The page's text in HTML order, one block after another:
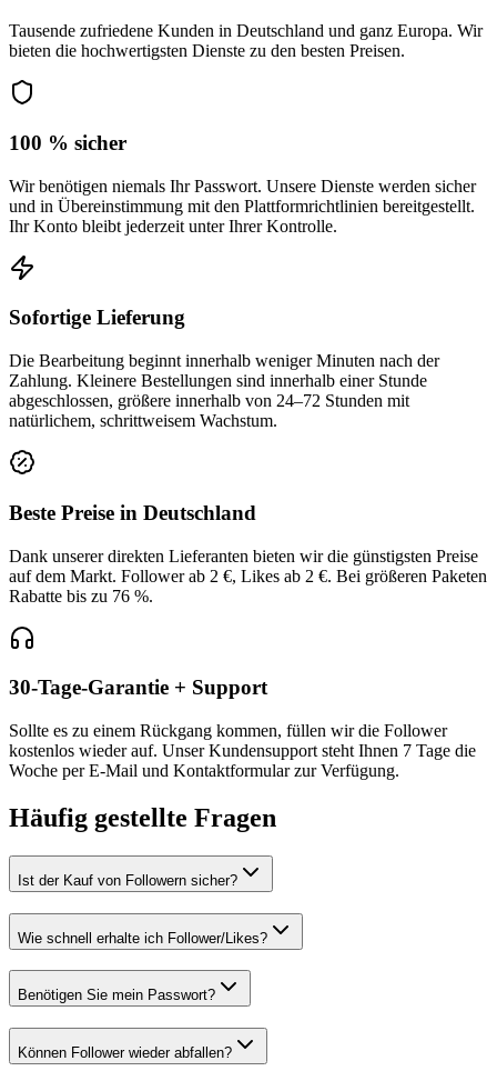
Tausende zufriedene Kunden in Deutschland und ganz Europa. Wir
bieten die hochwertigsten Dienste zu den besten Preisen.
100 % sicher
Wir benötigen niemals Ihr Passwort. Unsere Dienste werden sicher
und in Übereinstimmung mit den Plattformrichtlinien bereitgestellt.
Ihr Konto bleibt jederzeit unter Ihrer Kontrolle.
Sofortige Lieferung
Die Bearbeitung beginnt innerhalb weniger Minuten nach der
Zahlung. Kleinere Bestellungen sind innerhalb einer Stunde
abgeschlossen, größere innerhalb von 24–72 Stunden mit
natürlichem, schrittweisem Wachstum.
Beste Preise in Deutschland
Dank unserer direkten Lieferanten bieten wir die günstigsten Preise
auf dem Markt. Follower ab 2 €, Likes ab 2 €. Bei größeren Paketen
Rabatte bis zu 76 %.
30-Tage-Garantie + Support
Sollte es zu einem Rückgang kommen, füllen wir die Follower
kostenlos wieder auf. Unser Kundensupport steht Ihnen 7 Tage die
Woche per E-Mail und Kontaktformular zur Verfügung.
Häufig gestellte Fragen
Ist der Kauf von Followern sicher?
Wie schnell erhalte ich Follower/Likes?
Benötigen Sie mein Passwort?
Können Follower wieder abfallen?